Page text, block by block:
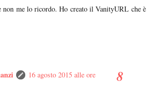
me lo ricordo. Ho creato il VanityURL che è
16 agosto 2015 alle ore